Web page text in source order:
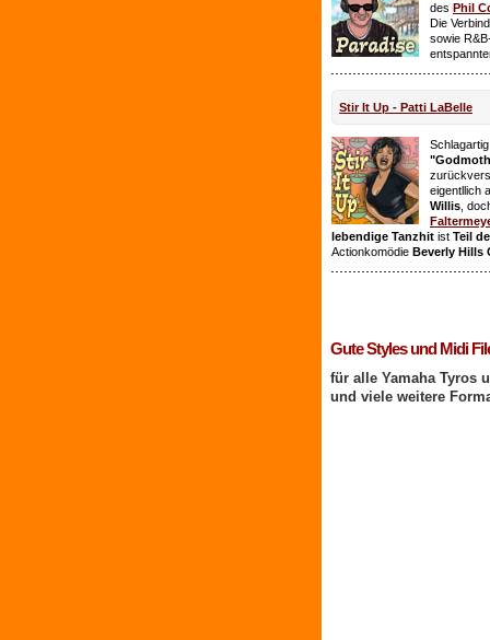
des Phil
Die
sowie
Stir It Up - Patti LaBelle
eigentllich
Willis ,
lebendige Tanzhit ist Teil
Actionkomödie Beverly Hills
Gute Styles und Midi
für alle Yamaha Tyros
und viele weitere